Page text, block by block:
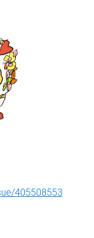
405508553